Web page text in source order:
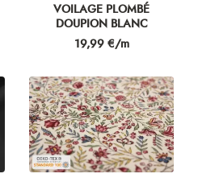
VOILAGE PLOMBÉ
DOUPION BLANC
Prix
19,99 €/m